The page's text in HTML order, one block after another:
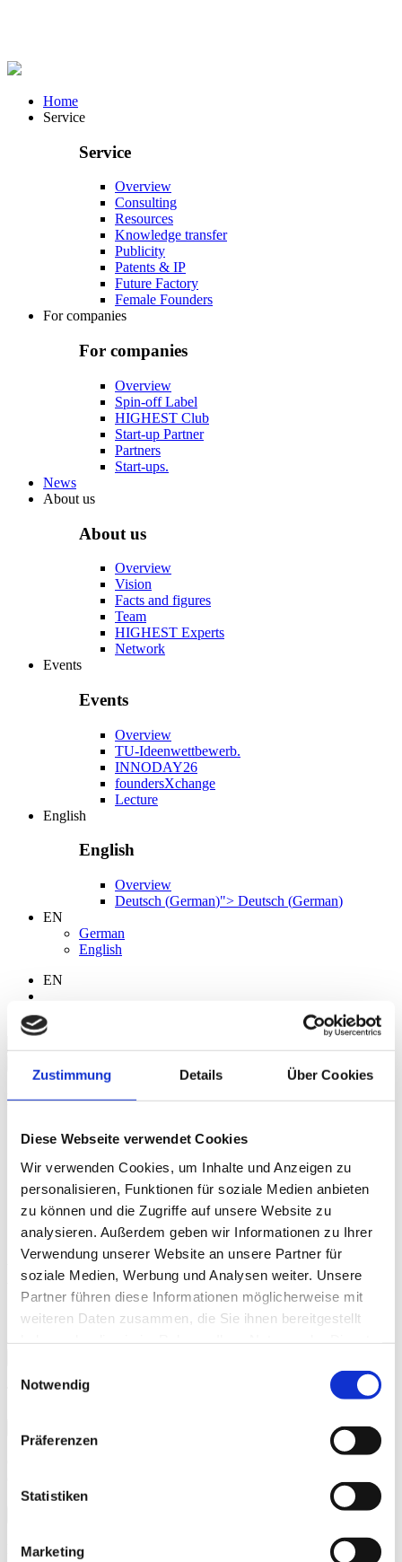
Zustimmung Details Über Cookies
Diese Webseite verwendet Cookies
Wir verwenden Cookies, um Inhalte und Anzeigen zu
personalisieren, Funktionen für soziale Medien anbieten
zu können und die Zugriffe auf unsere Website zu
analysieren. Außerdem geben wir Informationen zu Ihrer
Verwendung unserer Website an unsere Partner für
soziale Medien, Werbung und Analysen weiter. Unsere
Partner führen diese Informationen möglicherweise mit
weiteren Daten zusammen, die Sie ihnen bereitgestellt
Notwendig
Präferenzen
Statistiken
Marketing
Home
Service
Service
Overview
Consulting
Resources
Knowledge transfer
Publicity
Patents & IP
Future Factory
Female Founders
For companies
For companies
Overview
Spin-off Label
HIGHEST Club
Start-up Partner
Partners
Start-ups.
News
About us
About us
Overview
Vision
Facts and figures
Team
HIGHEST Experts
Network
Events
Events
Overview
TU-Ideenwettbewerb.
INNODAY26
foundersXchange
Lecture
English
English
Overview
Deutsch (German)"> Deutsch (German)
EN
German
English
EN
Language
German
Contact
We provide the right answers to the important questions. What can
we help you with?
Get in tough
TEl. +49 6151 16-57257
Karolinenplatz 5